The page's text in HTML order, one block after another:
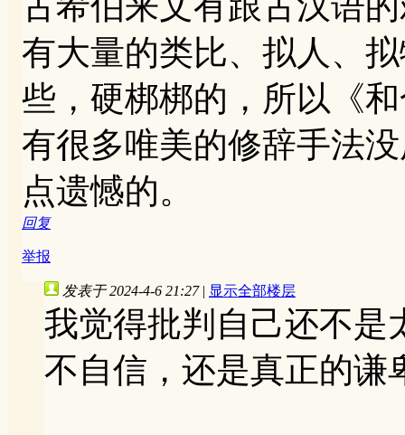
有大量的类比、拟人、
些，硬梆梆的，所以《
有很多唯美的修辞手法
点遗憾的。
回复
举报
发表于 2024-4-6 21:27 | 显示全部楼层
我觉得批判自己还不是
不自信，还是真正的谦